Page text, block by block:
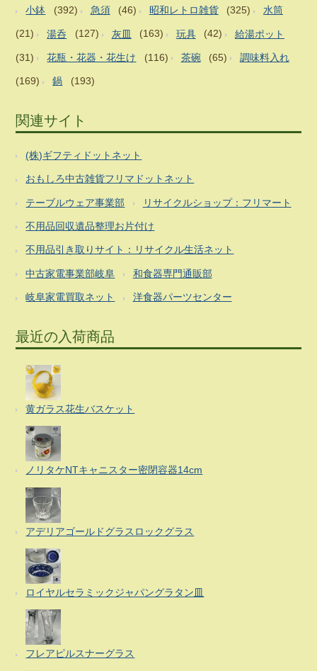
小鉢 (392) 急須 (46) 昭和レトロ雑貨 (325) 水筒
(21) 湯呑 (127) 灰皿 (163) 玩具 (42) 給湯ポット
(31) 花瓶・花器・花生け (116) 茶碗 (65) 調味料入れ
(169) 鍋 (193)
関連サイト
(株)ギフティドットネット
おもしろ中古雑貨フリマドットネット
テーブルウェア事業部 リサイクルショップ：フリマート
不用品回収遺品整理お片付け
不用品引き取りサイト：リサイクル生活ネット
中古家電事業部岐阜 和食器専門通販部
岐阜家電買取ネット 洋食器パーツセンター
最近の入荷商品
黄ガラス花生バスケット
ノリタケNTキャニスター密閉容器14cm
アデリアゴールドグラスロックグラス
ロイヤルセラミックジャパングラタン皿
フレアピルスナーグラス